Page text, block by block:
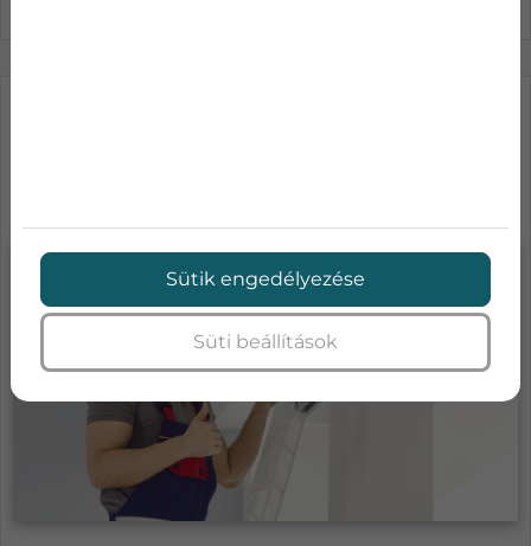
Sütik engedélyezése
Süti beállítások